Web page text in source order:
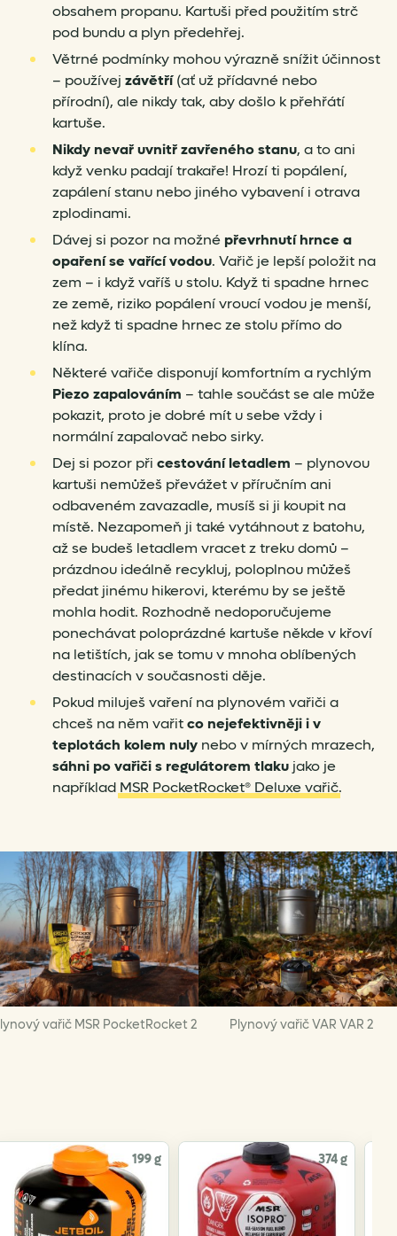
obsahem propanu. Kartuši před použitím strč
pod bundu a plyn předehřej.
Větrné podmínky mohou výrazně snížit účinnost
– používej závětří(ať už přídavné nebo
přírodní), ale nikdy tak, aby došlo k přehřátí
kartuše.
Nikdy nevař uvnitř zavřeného stanu, a to ani
když venku padají trakaře! Hrozí ti popálení,
zapálení stanu nebo jiného vybavení i otrava
zplodinami.
Dávej si pozor na možné převrhnutí hrnce a
opaření se vařící vodou. Vařič je lepší položit na
zem – i když vaříš u stolu. Když ti spadne hrnec
ze země, riziko popálení vroucí vodou je menší,
než když ti spadne hrnec ze stolu přímo do
klína.
Některé vařiče disponují komfortním a rychlým
Piezo zapalováním – tahle součást se ale může
pokazit, proto je dobré mít u sebe vždy i
normální zapalovač nebo sirky.
Dej si pozor při cestování letadlem – plynovou
kartuši nemůžeš převážet v příručním ani
odbaveném zavazadle, musíš si ji koupit na
místě. Nezapomeň ji také vytáhnout z batohu,
až se budeš letadlem vracet z treku domů –
prázdnou ideálně recykluj, poloplnou můžeš
předat jinému hikerovi, kterému by se ještě
mohla hodit. Rozhodně nedoporučujeme
ponechávat poloprázdné kartuše někde v křoví
na letištích, jak se tomu v mnoha oblíbených
destinacích v současnosti děje.
Pokud miluješ vaření na plynovém vařiči a
chceš na něm vařitco nejefektivněji i v
teplotách kolem nulynebo v mírných mrazech,
sáhni po vařiči s regulátorem tlakujako je
například MSR PocketRocket® Deluxe vařič.
vařič MSR PocketRocket 2 Plynový vařič VAR VAR 2
199 g 374 g